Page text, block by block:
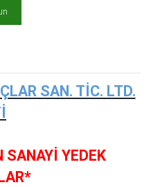
SAN. TİC. LTD.
YEDEK